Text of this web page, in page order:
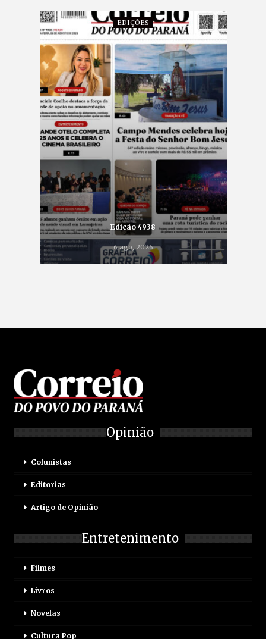
EDIÇÕES
Edição 4938
6 ago, 2026
Opinião
Colunistas
Editorias
Artigo de Opinião
Entretenimento
Filmes
Livros
Novelas
Cultura Pop